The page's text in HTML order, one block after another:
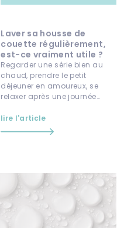
Laver sa housse de
couette régulièrement,
est-ce vraiment utile ?
Regarder une série bien au
chaud, prendre le petit
déjeuner en amoureux, se
relaxer après une journée
tiers de notre vi...
lire l'article